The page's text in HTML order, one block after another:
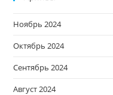
Ноябрь 2024
Октябрь 2024
Сентябрь 2024
Август 2024